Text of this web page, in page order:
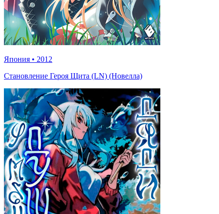
Япония • 2012
Становление Героя Щита (LN) (Новелла)